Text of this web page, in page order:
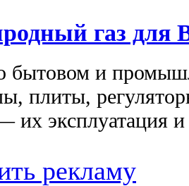
газ для
бытовом и
плиты,
их эксплуатация
рекламу